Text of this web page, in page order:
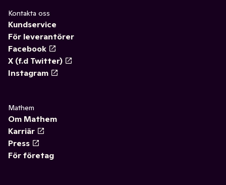
Kontakta oss
Kundservice
För leverantörer
Facebook
X (f.d Twitter)
Instagram
Mathem
Om Mathem
Karriär
Press
För företag